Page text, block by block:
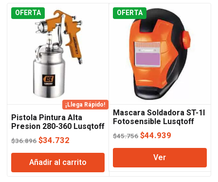
OFERTA
¡Llega Rápido!
Pistola Pintura Alta
Presion 280-360 Lusqtoff
$36.896 El
precio
original
era:
$34.732
precio
actual
es:
Añadir al carrito
OFERTA
Mascara Soldadora ST-1I
Fotosensible Lusqtoff
$45.756El
precio
original
era:
$44.939
precio
es:
Ver